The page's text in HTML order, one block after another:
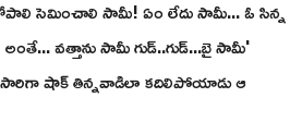
సెమించాలి సామీ! ఏం లేదు సామీ... ఓ సిన్న
వత్తాను సామీ గుడ్..గుడ్...బై సామీ'
షాక్ తిన్నవాడిలా కదిలిపోయాడు ఆ